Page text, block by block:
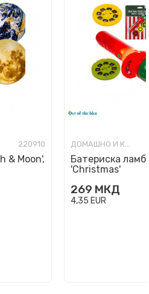
220910
& Moon',
ДОМАШНО И КАНЦЕЛАРИСКО ОСВЕТЛУВАЊЕ
Батериска
'Christmas'
269 МКД
4,35 EUR